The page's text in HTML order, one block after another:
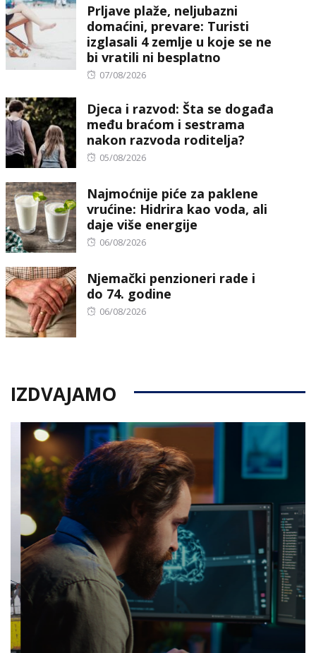
Prljave plaže, neljubazni
domaćini, prevare: Turisti
izglasali 4 zemlje u koje se ne
bi vratili ni besplatno
Posted
07/08/2026
Djeca i razvod: Šta se događa
među braćom i sestrama
nakon razvoda roditelja?
Posted
05/08/2026
Najmoćnije piće za paklene
vrućine: Hidrira kao voda, ali
daje više energije
Posted
06/08/2026
Njemački penzioneri rade i
do 74. godine
Posted
06/08/2026
IZDVAJAMO